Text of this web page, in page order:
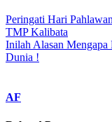
Peringati Hari
TMP Kalibata
Inilah Alasan
Dunia !
AF